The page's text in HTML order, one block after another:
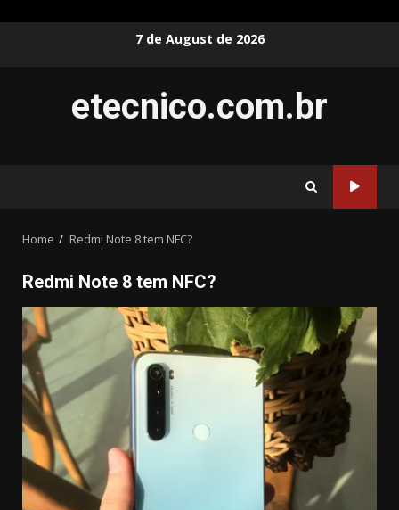
7 de August de 2026
etecnico.com.br
Home Redmi Note 8 tem NFC?
Redmi Note 8 tem NFC?